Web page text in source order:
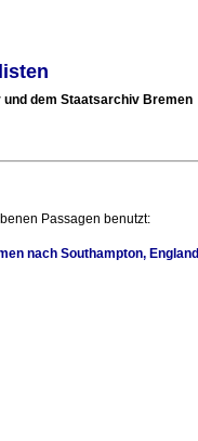
dem Staatsarchiv Bremen
Passagen benutzt:
nach Southampton, England